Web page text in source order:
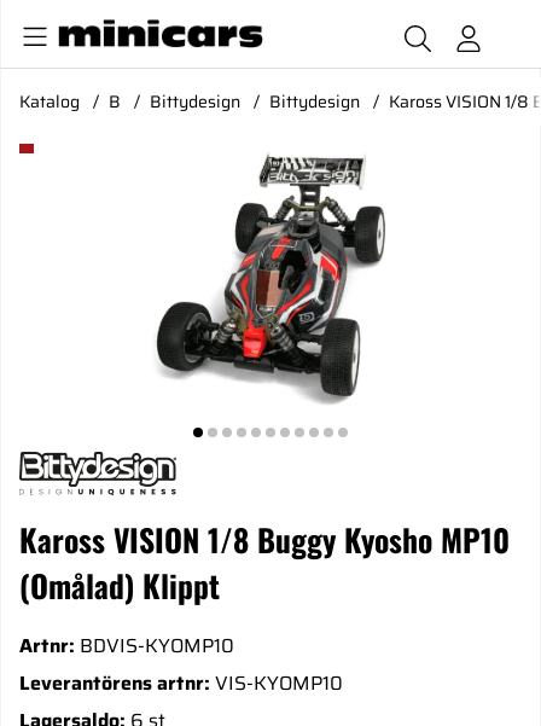
Katalog B Bittydesign Bittydesign Kaross VISION 1/8
Produktbilder Kaross VISION 1/8 Buggy Kyosho MP10
Kaross VISION 1/8 Buggy Kyosho MP10
(Omålad) Klippt
Artnr: BDVIS-KYOMP10
Leverantörens artnr: VIS-KYOMP10